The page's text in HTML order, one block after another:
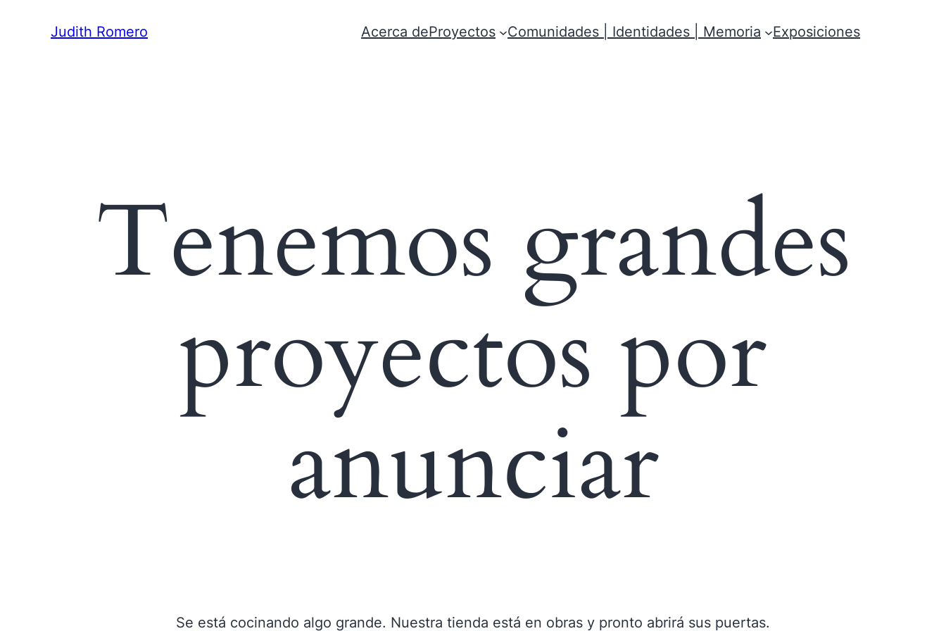
Judith Romero Acerca deProyectos Comunidades | Identidades | Memoria Exposiciones
Tenemos grandes
proyectos por
anunciar
Se está cocinando algo grande. Nuestra tienda está en obras y pronto abrirá sus puertas.